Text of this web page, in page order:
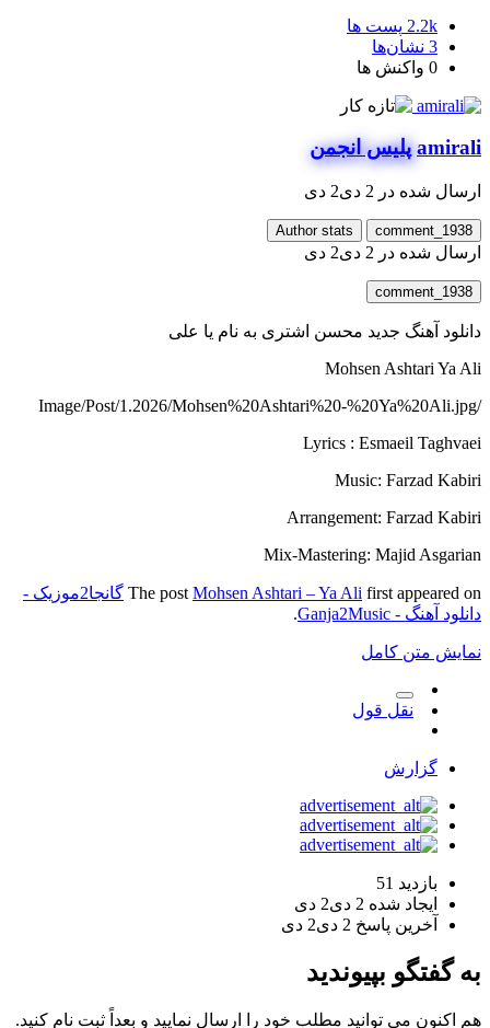
2.2k پست ها
3 نشان‌ها
0 واکنش ها
amirali پلیس انجمن
ارسال شده در 2 دی 2 دی
comment_1938
Author stats
ارسال شده در 2 دی 2 دی
comment_1938
دانلود آهنگ جدید محسن اشتری به نام یا علی
Mohsen Ashtari Ya Ali
/Image/Post/1.2026/Mohsen%20Ashtari%20-%20Ya%20Ali.jpg
Lyrics : Esmaeil Taghvaei
Music: Farzad Kabiri
Arrangement: Farzad Kabiri
Mix-Mastering: Majid Asgarian
The post Mohsen Ashtari – Ya Ali first appeared on
گانجا2موزیک -
دانلود آهنگ - Ganja2Music
.
نمایش متن کامل
نقل قول
گزارش
بازدید 51
ایجاد شده 2 دی
2 دی
آخرین پاسخ 2 دی 2 دی
به گفتگو بپیوندید
هم اکنون می توانید مطلب خود را ارسال نمایید و بعداً ثبت نام کنید.